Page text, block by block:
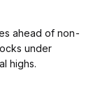
ahead of non-
under
highs.